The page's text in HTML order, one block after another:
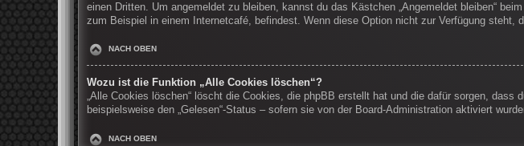
einen Dritten. Um angemeldet zu bleiben, kannst du das Kästchen „Angemeldet bleiben“
zum Beispiel in einem Internetcafé, befindest. Wenn diese Option nicht zur Verfügung steht,
NACH OBEN
Wozu ist die Funktion „Alle Cookies löschen“?
„Alle Cookies löschen“ löscht die Cookies, die phpBB erstellt hat und die dafür sorgen,
beispielsweise den „Gelesen“-Status – sofern sie von der Board-Administration aktiviert
NACH OBEN